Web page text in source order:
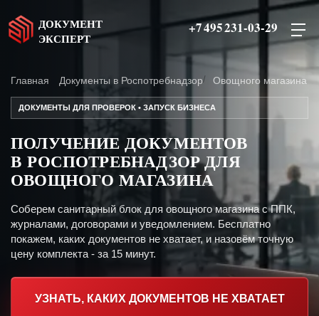
ДОКУМЕНТ
ЭКСПЕРТ
+7 495 231-03-29
Главная Документы в Роспотребнадзор Овощного магазина
ДОКУМЕНТЫ ДЛЯ ПРОВЕРОК • ЗАПУСК БИЗНЕСА
ПОЛУЧЕНИЕ ДОКУМЕНТОВ
В РОСПОТРЕБНАДЗОР ДЛЯ
ОВОЩНОГО МАГАЗИНА
Соберем санитарный блок для овощного магазина с ППК,
журналами, договорами и уведомлением. Бесплатно
покажем, каких документов не хватает, и назовём точную
цену комплекта - за 15 минут.
УЗНАТЬ, КАКИХ ДОКУМЕНТОВ НЕ ХВАТАЕТ